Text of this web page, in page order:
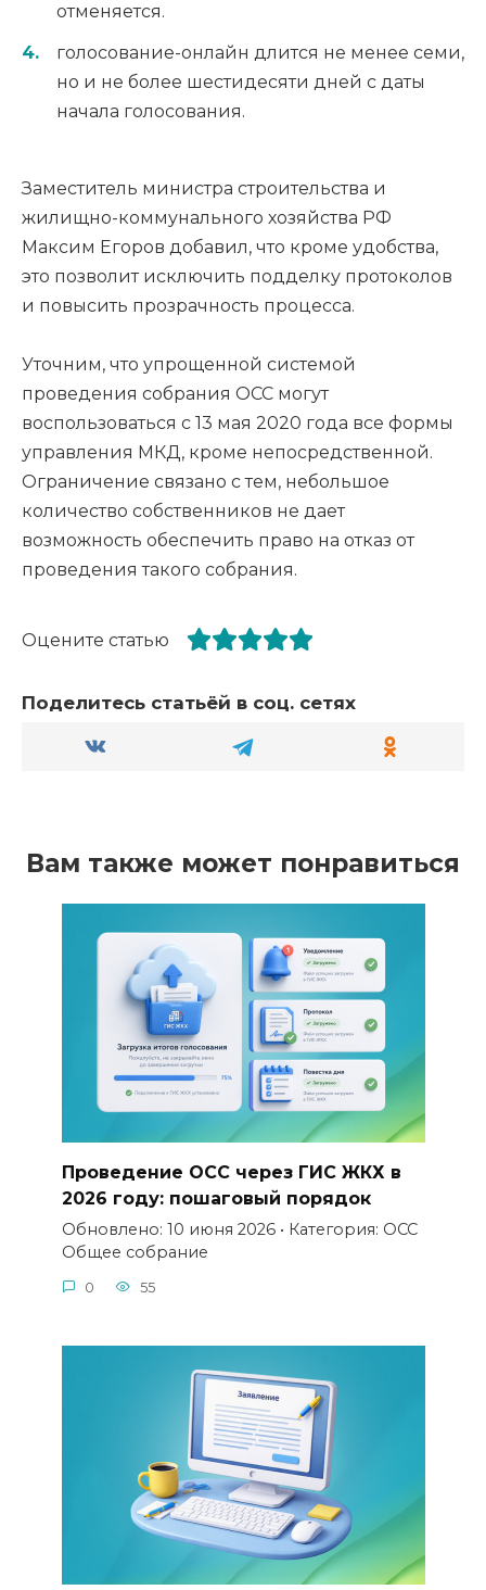
отменяется.
голосование-онлайн длится не менее семи,
но и не более шестидесяти дней с даты
начала голосования.
Заместитель министра строительства и
жилищно-коммунального хозяйства РФ
Максим Егоров добавил, что кроме удобства,
это позволит исключить подделку протоколов
и повысить прозрачность процесса.
Уточним, что упрощенной системой
проведения собрания ОСС могут
воспользоваться с 13 мая 2020 года все формы
управления МКД, кроме непосредственной.
Ограничение связано с тем, небольшое
количество собственников не дает
возможность обеспечить право на отказ от
проведения такого собрания.
Оцените статью
Поделитесь статьёй в соц. сетях
Вам также может понравиться
Проведение ОСС через ГИС ЖКХ в
2026 году: пошаговый порядок
Обновлено: 10 июня 2026 • Категория: ОСС
Общее собрание
0 55